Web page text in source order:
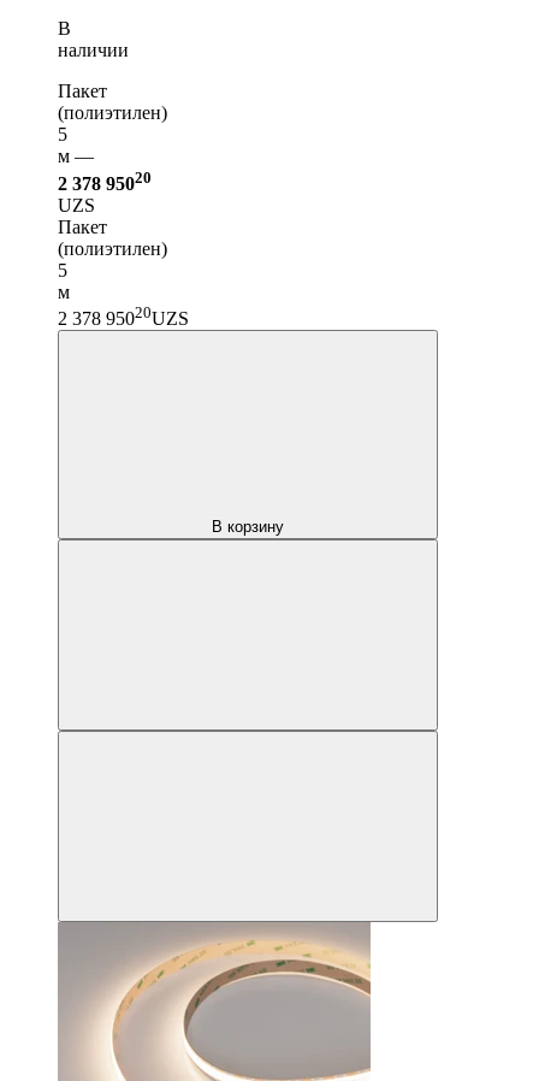
В
наличии
Пакет
(полиэтилен)
5
м —
2 378 95020
UZS
Пакет
(полиэтилен)
5
м
2 378 95020UZS
В корзину